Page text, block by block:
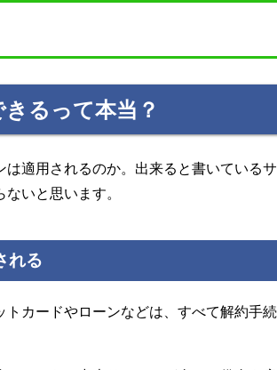
るって本当？
適用されるのか。出来ると書いている
いと思います。
れる
カードやローンなどは、すべて解約手